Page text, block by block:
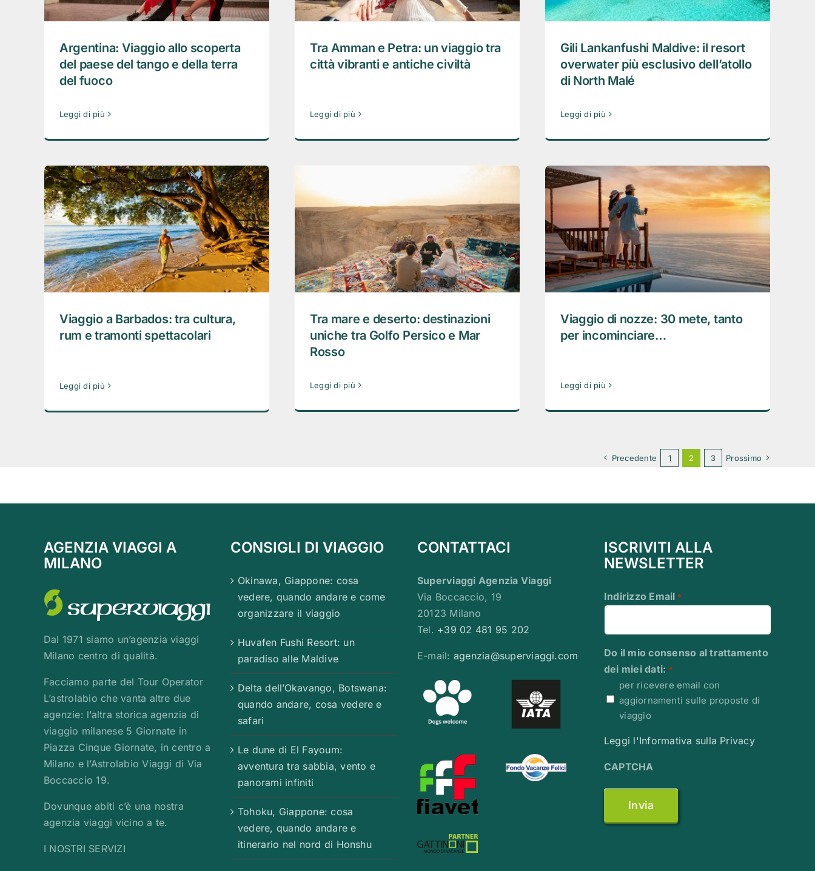
Argentina: Viaggio allo scoperta
del paese del tango e della terra
del fuoco
Leggi di più
Tra Amman e Petra: un viaggio tra
città vibranti e antiche civiltà
Leggi di più
Gili Lankanfushi Maldive: il resort
overwater più esclusivo dell’atollo
di North Malé
Leggi di più
Viaggio a Barbados: tra cultura,
rum e tramonti spettacolari
Leggi di più
Tra mare e deserto: destinazioni
uniche tra Golfo Persico e Mar
Rosso
Leggi di più
Viaggio di nozze: 30 mete, tanto
per incominciare…
Leggi di più
Precedente 1 2 3 Prossimo
AGENZIA VIAGGI A
MILANO
Dal 1971 siamo un’agenzia viaggi
Milano centro di qualità.
Facciamo parte del Tour Operator
L’astrolabio che vanta altre due
agenzie: l’altra storica agenzia di
viaggio milanese 5 Giornate in
Piazza Cinque Giornate, in centro a
Milano e l’Astrolabio Viaggi di Via
Boccaccio 19.
Dovunque abiti c’è una nostra
agenzia viaggi vicino a te.
I NOSTRI SERVIZI
CONSIGLI DI VIAGGIO
Okinawa, Giappone: cosa
vedere, quando andare e come
organizzare il viaggio
Huvafen Fushi Resort: un
paradiso alle Maldive
Delta dell’Okavango, Botswana:
quando andare, cosa vedere e
safari
Le dune di El Fayoum:
avventura tra sabbia, vento e
panorami infiniti
Tohoku, Giappone: cosa
vedere, quando andare e
itinerario nel nord di Honshu
CONTATTACI
Superviaggi Agenzia Viaggi
Via Boccaccio, 19
20123 Milano
Tel. +39 02 481 95 202
E-mail: agenzia@superviaggi.com
ISCRIVITI ALLA
NEWSLETTER
Indirizzo Email *
Do il mio consenso al trattamento
dei miei dati: *
per ricevere email con
aggiornamenti sulle proposte di
viaggio
Leggi l'Informativa sulla Privacy
CAPTCHA